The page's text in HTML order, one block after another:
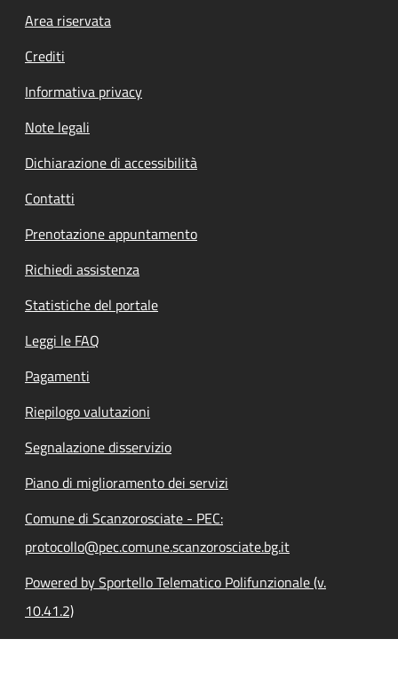
Footer menu
Area riservata
Crediti
Informativa privacy
Note legali
Dichiarazione di accessibilità
Contatti
Prenotazione appuntamento
Richiedi assistenza
Statistiche del portale
Leggi le FAQ
Pagamenti
Riepilogo valutazioni
Segnalazione disservizio
Piano di miglioramento dei servizi
Comune di Scanzorosciate - PEC:
protocollo@pec.comune.scanzorosciate.bg.it
Powered by Sportello Telematico Polifunzionale (v.
10.41.2)